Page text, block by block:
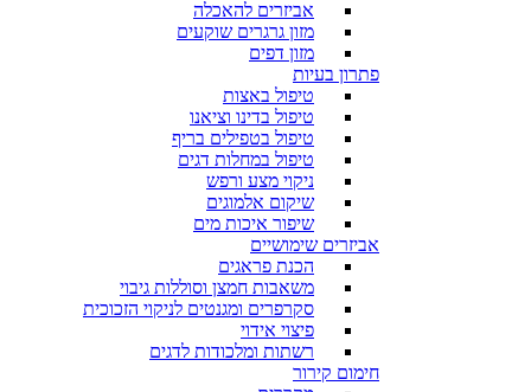
אביזרים להאכלה
מזון גרגרים שוקעים
מזון דפים
פתרון בעיות
טיפול באצות
טיפול בדינו וציאנו
טיפול בטפילים בריף
טיפול במחלות דגים
ניקוי מצע ורפש
שיקום אלמוגים
שיפור איכות מים
אביזרים שימושיים
הכנת פראגים
משאבות חמצן וסוללות גיבוי
סקרפרים ומגנטים לניקוי הזכוכית
פיצוי אידוי
רשתות ומלכודות לדגים
חימום קירור